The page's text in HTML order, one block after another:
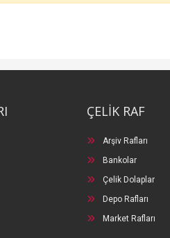
ÇELİK RAF
Arşiv Rafları
Bankolar
Çelik Dolaplar
Depo Rafları
Market Rafları